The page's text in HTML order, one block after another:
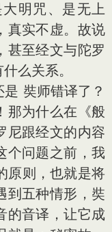
明咒、是无上
真实不虚。故说
甚至经文与陀罗
么关系。
奘师错译了？
那为什么在《般
尼跟经文的内容
个问题之前，我
原则，也就是将
到五种情形，奘
的音译，让它成